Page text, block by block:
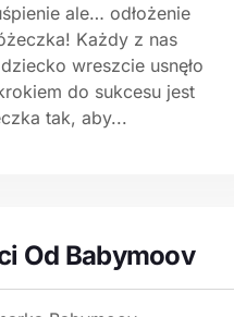
ale… odłożenie
Każdy z nas
wreszcie usnęło
do sukcesu jest
tak, aby...
Od Babymoov